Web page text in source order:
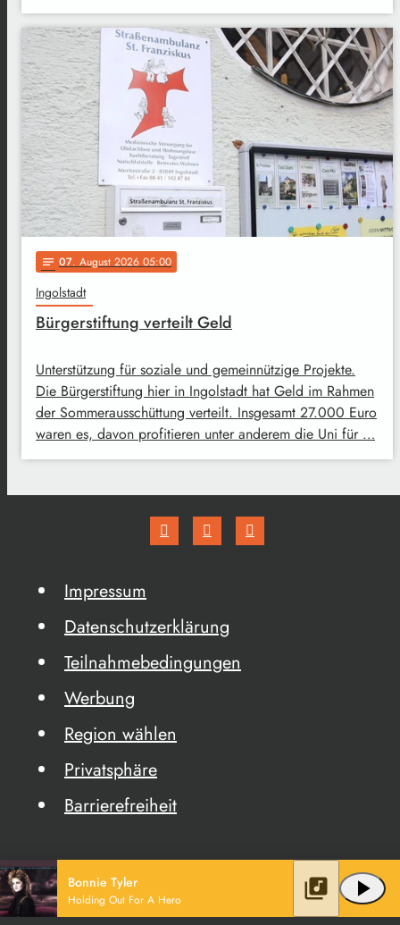
notes 07. August 2026 05:00
Ingolstadt
Bürgerstiftung verteilt Geld
Unterstützung für soziale und gemeinnützige Projekte.
Die Bürgerstiftung hier in Ingolstadt hat Geld im Rahmen
der Sommerausschüttung verteilt. Insgesamt 27.000 Euro
waren es, davon profitieren unter anderem die Uni für …
Impressum
Datenschutzerklärung
Teilnahmebedingungen
Werbung
Region wählen
Privatsphäre
Barrierefreiheit
Bonnie Tyler
Holding Out For A Hero play_arrow
library_music